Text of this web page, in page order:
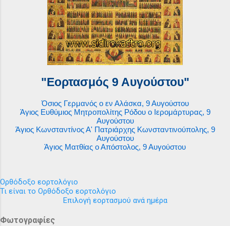
"Εορτασμός 9 Αυγούστου"
Όσιος Γερμανός ο εν Αλάσκα, 9 Αυγούστου
Άγιος Ευθύμιος Μητροπολίτης Ρόδου ο Ιερομάρτυρας, 9
Αυγούστου
Άγιος Κωνσταντίνος Α' Πατριάρχης Κωνσταντινούπολης, 9
Αυγούστου
Άγιος Ματθίας ο Απόστολος, 9 Αυγούστου
Ορθόδοξο εορτολόγιο
Τι είναι το Ορθόδοξο εορτολόγιο
Επιλογή εορτασμού ανά ημέρα
Φωτογραφίες